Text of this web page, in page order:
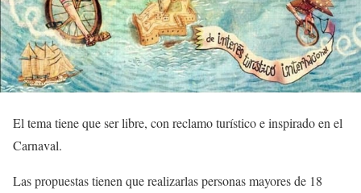
El tema tiene que ser libre, con reclamo turístico e inspirado en el
Carnaval.
Las propuestas tienen que realizarlas personas mayores de 18